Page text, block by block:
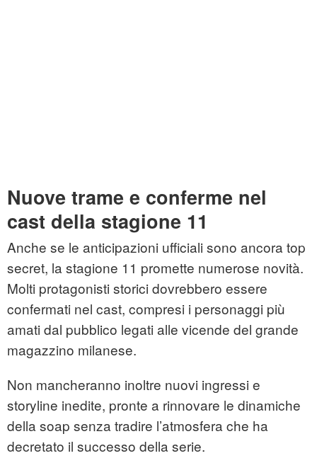
Nuove trame e conferme nel
cast della stagione 11
Anche se le anticipazioni ufficiali sono ancora top
secret, la stagione 11 promette numerose novità.
Molti protagonisti storici dovrebbero essere
confermati nel cast, compresi i personaggi più
amati dal pubblico legati alle vicende del grande
magazzino milanese.
Non mancheranno inoltre nuovi ingressi e
storyline inedite, pronte a rinnovare le dinamiche
della soap senza tradire l’atmosfera che ha
decretato il successo della serie.